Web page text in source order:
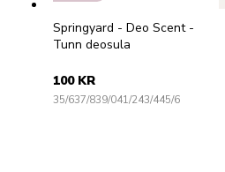
Springyard - Deo Scent -
Tunn deosula
100 KR
35/637/839/041/243/445/6